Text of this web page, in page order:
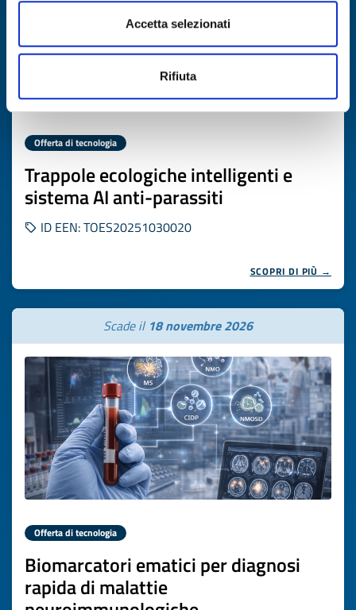
Accetta selezionati
Rifiuta
Offerta di tecnologia
Trappole ecologiche intelligenti e
sistema AI anti-parassiti
ID EEN: TOES20251030020
SCOPRI DI PIÙ →
Scade il 18 novembre 2026
Offerta di tecnologia
Biomarcatori ematici per diagnosi
rapida di malattie